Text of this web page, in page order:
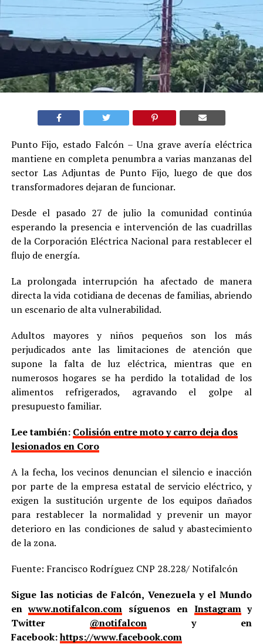
Punto Fijo, estado Falcón – Una grave avería eléctrica
mantiene en completa penumbra a varias manzanas del
sector Las Adjuntas de Punto Fijo, luego de que dos
transformadores dejaran de funcionar.
Desde el pasado 27 de julio la comunidad continúa
esperando la presencia e intervención de las cuadrillas
de la Corporación Eléctrica Nacional para restablecer el
flujo de energía.
La prolongada interrupción ha afectado de manera
directa la vida cotidiana de decenas de familias, abriendo
un escenario de alta vulnerabilidad.
Adultos mayores y niños pequeños son los más
perjudicados ante las limitaciones de atención que
supone la falta de luz eléctrica, mientras que en
numerosos hogares se ha perdido la totalidad de los
alimentos refrigerados, agravando el golpe al
presupuesto familiar.
Lee también: Colisión entre moto y carro deja dos
lesionados en Coro
A la fecha, los vecinos denuncian el silencio e inacción
por parte de la empresa estatal de servicio eléctrico, y
exigen la sustitución urgente de los equipos dañados
para restablecer la normalidad y prevenir un mayor
deterioro en las condiciones de salud y abastecimiento
de la zona.
Fuente: Francisco Rodríguez CNP 28.228/ Notifalcón
Sigue las noticias de Falcón, Venezuela y el Mundo
enwww.notifalcon.com síguenos en Instagramy
Twitter @notifalcony en
Facebook:https://www.facebook.com